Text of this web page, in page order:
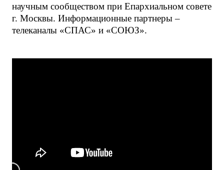
научным сообществом при Епархиальном совете
г. Москвы. Информационные партнеры –
телеканалы «СПАС» и «СОЮЗ».